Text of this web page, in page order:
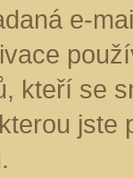
e-
kteří se
jste